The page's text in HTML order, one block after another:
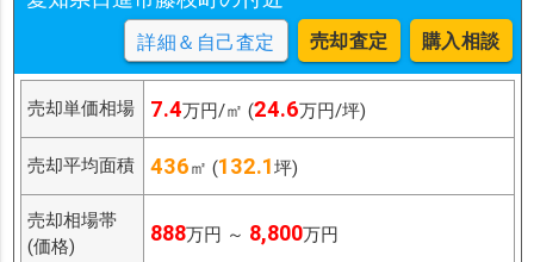
詳細＆自己査定 売却査定 購入相談
売却単価相場 7.4万円/㎡ (24.6万円/坪)
売却平均面積 436㎡ (132.1坪)
売却相場帯
(価格)
888万円 ～ 8,800万円